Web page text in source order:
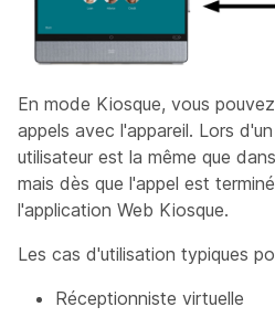
En mode Kiosque, vous
appels avec l'appareil. Lors
utilisateur est la même que
mais dès que l'appel est
l'application Web Kiosque.
Les cas d'utilisation typiques
Réceptionniste virtuelle